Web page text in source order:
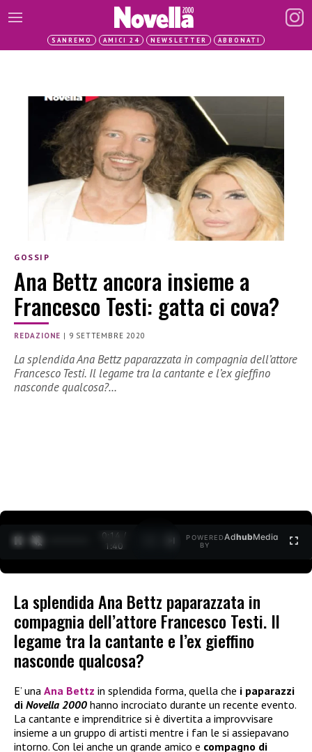
SANREMO AMICI 24 NEWSLETTER ABBONATI
GOSSIP
Ana Bettz ancora insieme a
Francesco Testi: gatta ci cova?
REDAZIONE | 9 SETTEMBRE 2020
La splendida Ana Bettz paparazzata in compagnia dell’attore
Francesco Testi. Il legame tra la cantante e l’ex gieffino
nasconde qualcosa?…
0:15 /
1:40
POWERED
BY
AdhubMedia
La splendida Ana Bettz paparazzata in
compagnia dell’attore Francesco Testi. Il
legame tra la cantante e l’ex gieffino
nasconde qualcosa?
E’ una Ana Bettz in splendida forma, quella che i paparazzi
di Novella 2000 hanno incrociato durante un recente evento.
La cantante e imprenditrice si è divertita a improvvisare
insieme a un gruppo di artisti mentre i fan le si assiepavano
intorno. Con lei anche un grande amico e compagno di